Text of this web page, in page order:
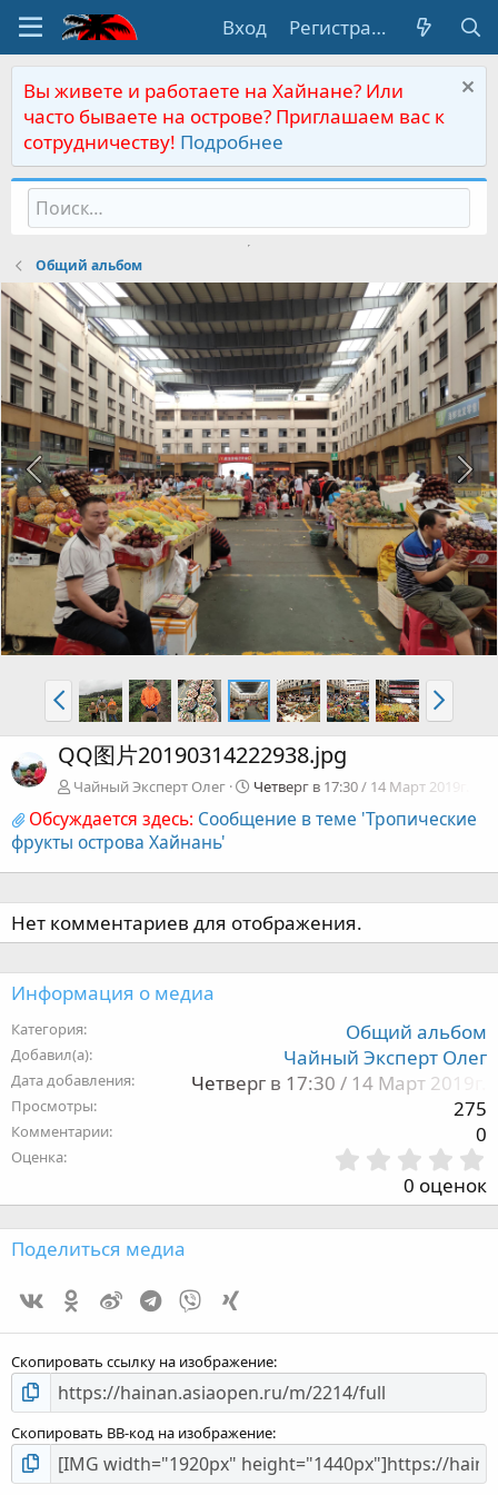
Вход Регистрация
Вы живете и работаете на Хайнане? Или
часто бываете на острове? Приглашаем вас к
сотрудничеству! Подробнее
Общий альбом
QQ图片20190314222938.jpg
Чайный Эксперт Олег Четверг в 17:30 / 14 Март 2019г.
Обсуждается здесь: Сообщение в теме 'Тропические
фрукты острова Хайнань'
Нет комментариев для отображения.
Информация о медиа
Категория Общий альбом
Добавил(а) Чайный Эксперт Олег
Дата добавления Четверг в 17:30 / 14 Март 2019г.
Просмотры 275
Комментарии 0
Оценка
,
0
0
д
0 оценок
Поделиться медиа
Vk
Ok WeiboTelegram
Viber
Скопировать ссылку на изображение
Скопировать BB-код на изображение